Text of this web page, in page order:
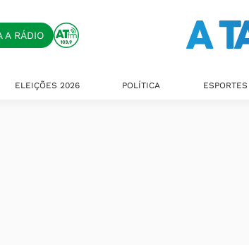
A RÁDIO
ELEIÇÕES 2026 POLÍTICA ESPORTES